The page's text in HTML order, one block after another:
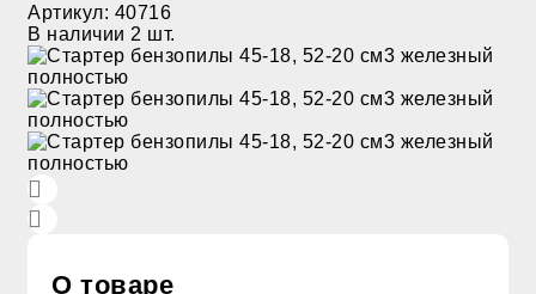
Артикул: 40716
В наличии 2 шт.
О товаре